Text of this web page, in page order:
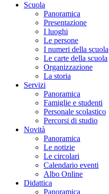
Scuola
Panoramica
Presentazione
I luoghi
Le persone
I numeri della scuola
Le carte della scuola
Organizzazione
La storia
Servizi
Panoramica
Famiglie e studenti
Personale scolastico
Percorsi di studio
Novità
Panoramica
Le notizie
Le circolari
Calendario eventi
Albo Online
Didattica
Panoramica